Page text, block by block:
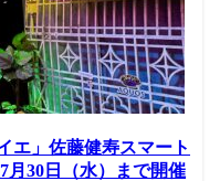
エ」佐藤健寿スマート
月30日（水）まで開催